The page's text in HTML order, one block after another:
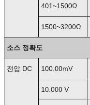
401~1500Ω
1500~3200Ω
소스 정확도
전압 DC 100.00mV
10.000 V